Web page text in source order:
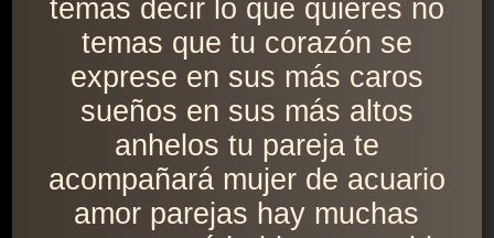
temas decir lo que quieres no
temas que tu corazón se
exprese en sus más caros
sueños en sus más altos
anhelos tu pareja te
acompañará mujer de acuario
amor parejas hay muchas